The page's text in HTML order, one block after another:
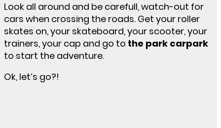
Look all around and be carefull, watch-out for
cars when crossing the roads. Get your roller
skates on, your skateboard, your scooter, your
trainers, your cap and go to the park carpark
to start the adventure.
Ok, let’s go?!